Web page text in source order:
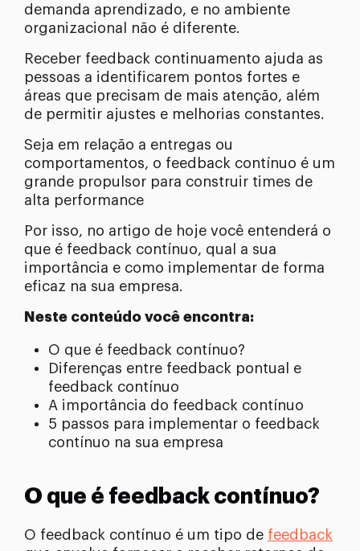
demanda aprendizado, e no ambiente
organizacional não é diferente.
Receber feedback continuamento ajuda as
pessoas a identificarem pontos fortes e
áreas que precisam de mais atenção, além
de permitir ajustes e melhorias constantes.
Seja em relação a entregas ou
comportamentos, o feedback contínuo é um
grande propulsor para construir times de
alta performance
Por isso, no artigo de hoje você entenderá o
que é feedback contínuo, qual a sua
importância e como implementar de forma
eficaz na sua empresa.
Neste conteúdo você encontra:
O que é feedback contínuo?
Diferenças entre feedback pontual e
feedback contínuo
A importância do feedback contínuo
5 passos para implementar o feedback
contínuo na sua empresa
O que é feedback contínuo?
O feedback contínuo é um tipo de feedback